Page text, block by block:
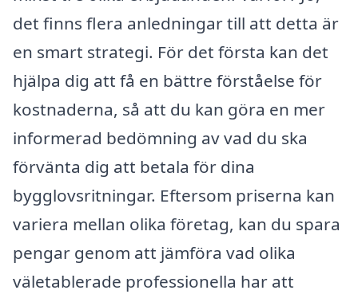
det finns flera anledningar till att detta är
en smart strategi. För det första kan det
hjälpa dig att få en bättre förståelse för
kostnaderna, så att du kan göra en mer
informerad bedömning av vad du ska
förvänta dig att betala för dina
bygglovsritningar. Eftersom priserna kan
variera mellan olika företag, kan du spara
pengar genom att jämföra vad olika
väletablerade professionella har att